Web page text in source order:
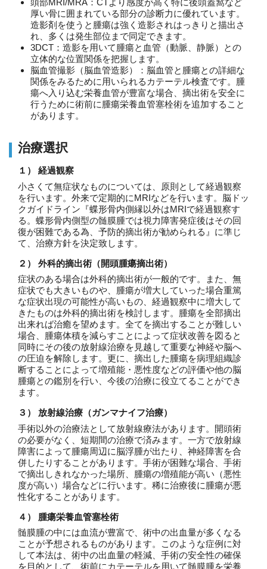
頭部MRI/MRA：CTより感度が高く特に後頭蓋窩など
厚い骨に囲まれている部分の診断力に優れています。
造影剤を使うと腫瘍は強く造影されはっきりと描出さ
れ、多くは発生部位まで同定できます。
3DCT：造影を用いて腫瘍と血管（動脈、静脈）との
立体的な位置関係を把握します。
脳血管撮影（脳血管造影）：脳血管と腫瘍との詳細な
関係をみるために用いられるカテーテル検査です。腫
瘍へ入り込む栄養血管が豊富な場合、摘出術を安全に
行うために術前に腫瘍栄養血管塞栓術を追加すること
があります。
治療選択
１） 経過観察
小さくて無症状なものについては、原則として経過観察
を行います。外来で定期的にMRIなどを行います。脳ドッ
クガイドライン『蝶形骨内側縁以外はMRIで経過観察す
る。蝶形骨内側型の髄膜腫では視力障害発症後はその回
復が困難である為、予防的摘出術が勧められる』に準じ
て、治療方針を決定致します。
２） 外科的摘出術（開頭腫瘍摘出術）
症状のある場合は外科的摘出術が一般的です。また、無
症状でも大きいものや、腫瘍が増大していった場合重篤
な症状出現の可能性が高いもの、経過観察中に増大して
きたものは外科的摘出術を検討します。腫瘍を全部摘出
出来れば治癒を望めます。全てを摘出することが難しい
場合、腫瘍体積を減らすことによって症状改善を図ると
同時にその後の放射線治療を見越して重要な神経や脳へ
の圧迫を解除します。更に、摘出した腫瘍を病理組織診
断することによって増殖能・悪性度などの評価や他の脳
腫瘍との鑑別を行い、今後の治療に役立てることができ
ます。
３） 放射線治療（ガンマナイフ治療）
手術以外の治療法として放射線療法があります。開頭術
の必要がなく、短期間の治療で済みます。一方で放射線
障害によって腫瘍周辺に脳浮腫が出たり、神経障害を合
併したりすることがあります。手術が困難な場合、手術
で摘出しきれなかった場所、腫瘍の増殖能が高い（悪性
度が高い）場合などに行います。稀に治療後に腫瘍が悪
性化することがあります。
４） 腫瘍栄養血管塞栓術
髄膜腫の中には血流が豊富で、術中の出血量が多くなる
ことが予想されるものがあります。このような症例に対
して本法は、術中の出血量の軽減、手術の安全性の確保
を目的として、術前にカテーテルを用いて髄膜腫を栄養